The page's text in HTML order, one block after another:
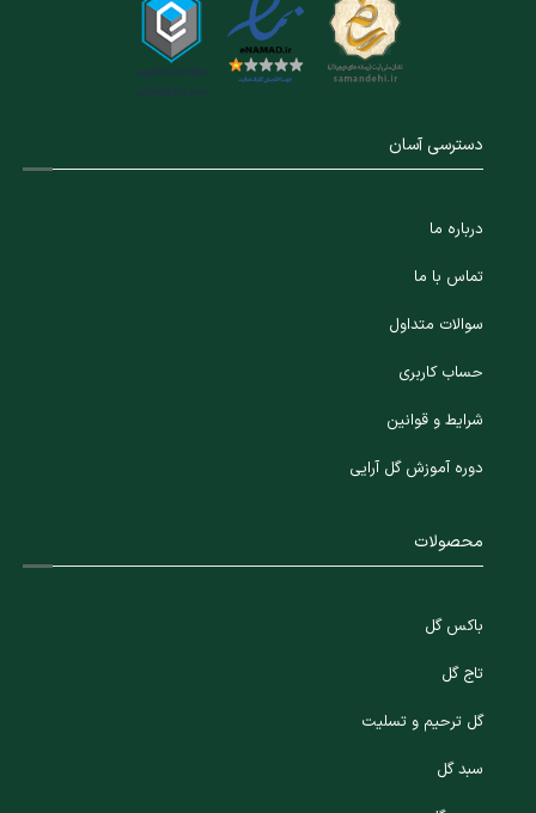
دسترسی آسان
درباره ما
تماس با ما
سوالات متداول
حساب کاربری
شرایط و قوانین
دوره آموزش گل آرایی
محصولات
باکس گل
تاج گل
گل ترحیم و تسلیت
سبد گل